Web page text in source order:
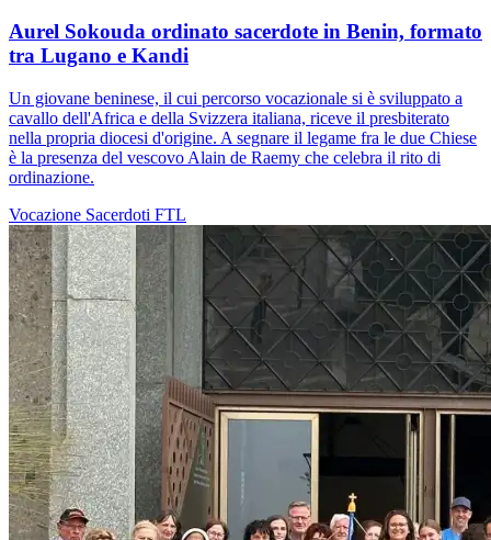
Aurel Sokouda ordinato sacerdote in Benin, formato
tra Lugano e Kandi
Un giovane beninese, il cui percorso vocazionale si è sviluppato a
cavallo dell'Africa e della Svizzera italiana, riceve il presbiterato
nella propria diocesi d'origine. A segnare il legame fra le due Chiese
è la presenza del vescovo Alain de Raemy che celebra il rito di
ordinazione.
Vocazione Sacerdoti FTL